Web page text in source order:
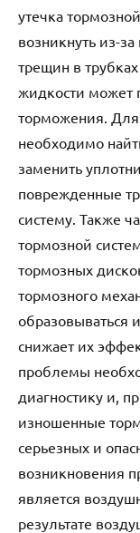
утечка
возникнуть из-
трещин в
жидкости может
торможения. Для
необходимо
заменить
поврежденные
систему. Также
тормозной
тормозных
тормозного
образовываться
снижает их
проблемы
диагностику и,
изношенные
серьезных и
возникновения
является
результате